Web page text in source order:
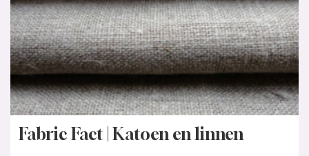
Fabric Fact | Katoen en linnen